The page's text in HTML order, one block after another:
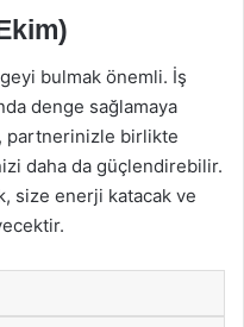
bulmak önemli. İş
denge sağlamaya
partnerinizle birlikte
daha da güçlendirebilir.
size enerji katacak ve